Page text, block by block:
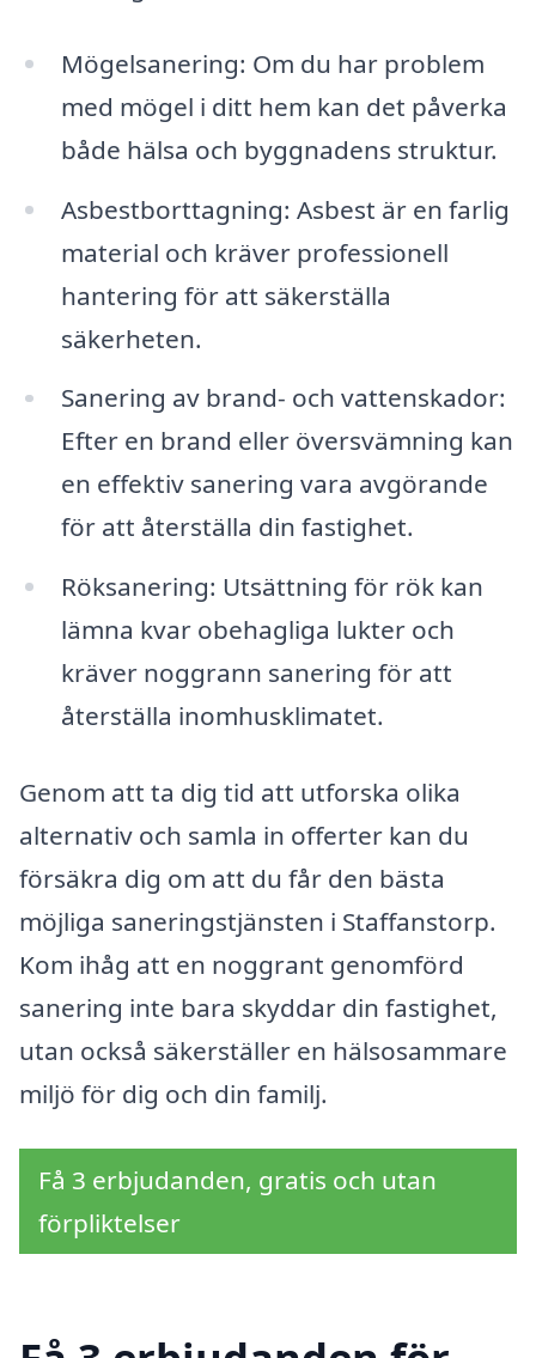
Mögelsanering: Om du har problem
med mögel i ditt hem kan det påverka
både hälsa och byggnadens struktur.
Asbestborttagning: Asbest är en farlig
material och kräver professionell
hantering för att säkerställa
säkerheten.
Sanering av brand- och vattenskador:
Efter en brand eller översvämning kan
en effektiv sanering vara avgörande
för att återställa din fastighet.
Röksanering: Utsättning för rök kan
lämna kvar obehagliga lukter och
kräver noggrann sanering för att
återställa inomhusklimatet.
Genom att ta dig tid att utforska olika
alternativ och samla in offerter kan du
försäkra dig om att du får den bästa
möjliga saneringstjänsten i Staffanstorp.
Kom ihåg att en noggrant genomförd
sanering inte bara skyddar din fastighet,
utan också säkerställer en hälsosammare
miljö för dig och din familj.
Få 3 erbjudanden, gratis och utan
förpliktelser